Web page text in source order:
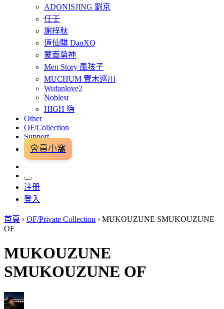
ADONISJING 劉京
任壬
謝梓秋
道仙騏 DaoXQ
蒙面莮神
Men Story 風孩子
MUCHUM 壹木巡川
Wufanlove2
Noblest
HIGH 嗨
Other
OF/Collection
Support
會員小窩
注册
登入
首頁 › OF/Private Collection › MUKOUZUNE SMUKOUZUNE
OF
MUKOUZUNE
SMUKOUZUNE OF